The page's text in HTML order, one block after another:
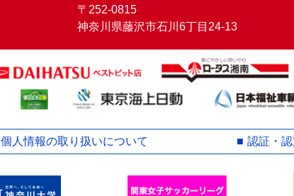
〒252-0815
神奈川県藤沢市石川6丁目24-13
個人情報の取り扱いについて 認証・認